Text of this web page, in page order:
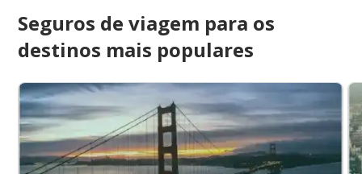
Seguros de viagem para os
destinos mais populares